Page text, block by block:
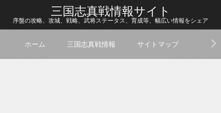
三国志真戦情報サイト
序盤の攻略、攻城、戦略、武将ステータス、育成等、幅広い情報をシェア
ホーム 三国志真戦情報 サイトマップ